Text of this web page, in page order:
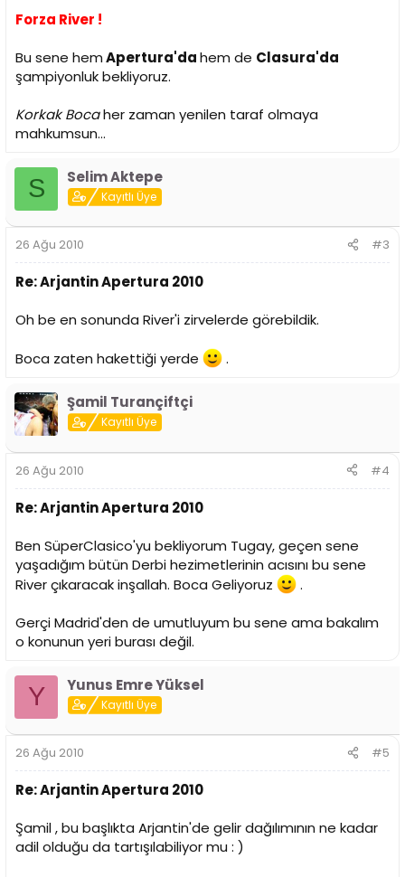
Forza River !
Bu sene hemApertura'dahem de Clasura'da
şampiyonluk bekliyoruz.
Korkak Bocaher zaman yenilen taraf olmaya
mahkumsun...
S Selim Aktepe
Kayıtlı Üye
26 Ağu 2010 #3
Re: Arjantin Apertura 2010
Oh be en sonunda River'i zirvelerde görebildik.
Boca zaten hakettiği yerde .
Şamil Turançiftçi
Kayıtlı Üye
26 Ağu 2010 #4
Re: Arjantin Apertura 2010
Ben SüperClasico'yu bekliyorum Tugay, geçen sene
yaşadığım bütün Derbi hezimetlerinin acısını bu sene
River çıkaracak inşallah. Boca Geliyoruz
.
Gerçi Madrid'den de umutluyum bu sene ama bakalım
o konunun yeri burası değil.
Y Yunus Emre Yüksel
Kayıtlı Üye
26 Ağu 2010 #5
Re: Arjantin Apertura 2010
Şamil , bu başlıkta Arjantin'de gelir dağılımının ne kadar
adil olduğu da tartışılabiliyor mu : )